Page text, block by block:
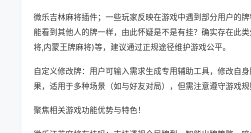
微乐吉林麻将插件；一些玩家反映在游戏中遇到部分用户的
能看到其他人的牌一样，由此怀疑是不是有挂？确实存在此
将,内蒙王牌麻将)等，建议通过正规途径维护游戏公平。
自定义修改牌：用户可输入需求生成专用辅助工具，修改自
果，适用于多种场景（如与好友对局），但需注意遵守游戏规
聚焦相关游戏功能优势与特色！